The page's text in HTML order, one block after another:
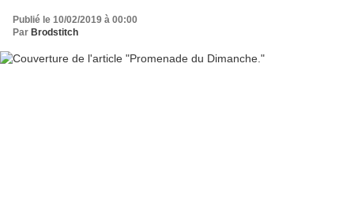
Publié le 10/02/2019 à 00:00
Par Brodstitch